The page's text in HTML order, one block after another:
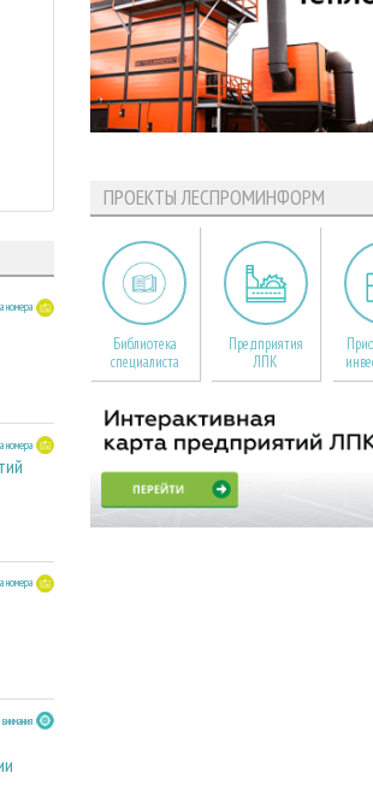
номера
номера
номера
ПРОЕКТЫ ЛЕСПРОМИНФОРМ
Библиотека
специалиста
Предприятия
ЛПК